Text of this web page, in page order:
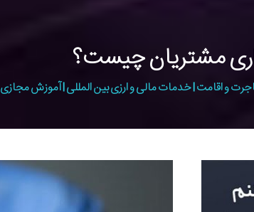
مشتریان چیست؟
و اقامت | خدمات مالی و ارزی بین المللی | آموزش مجازی